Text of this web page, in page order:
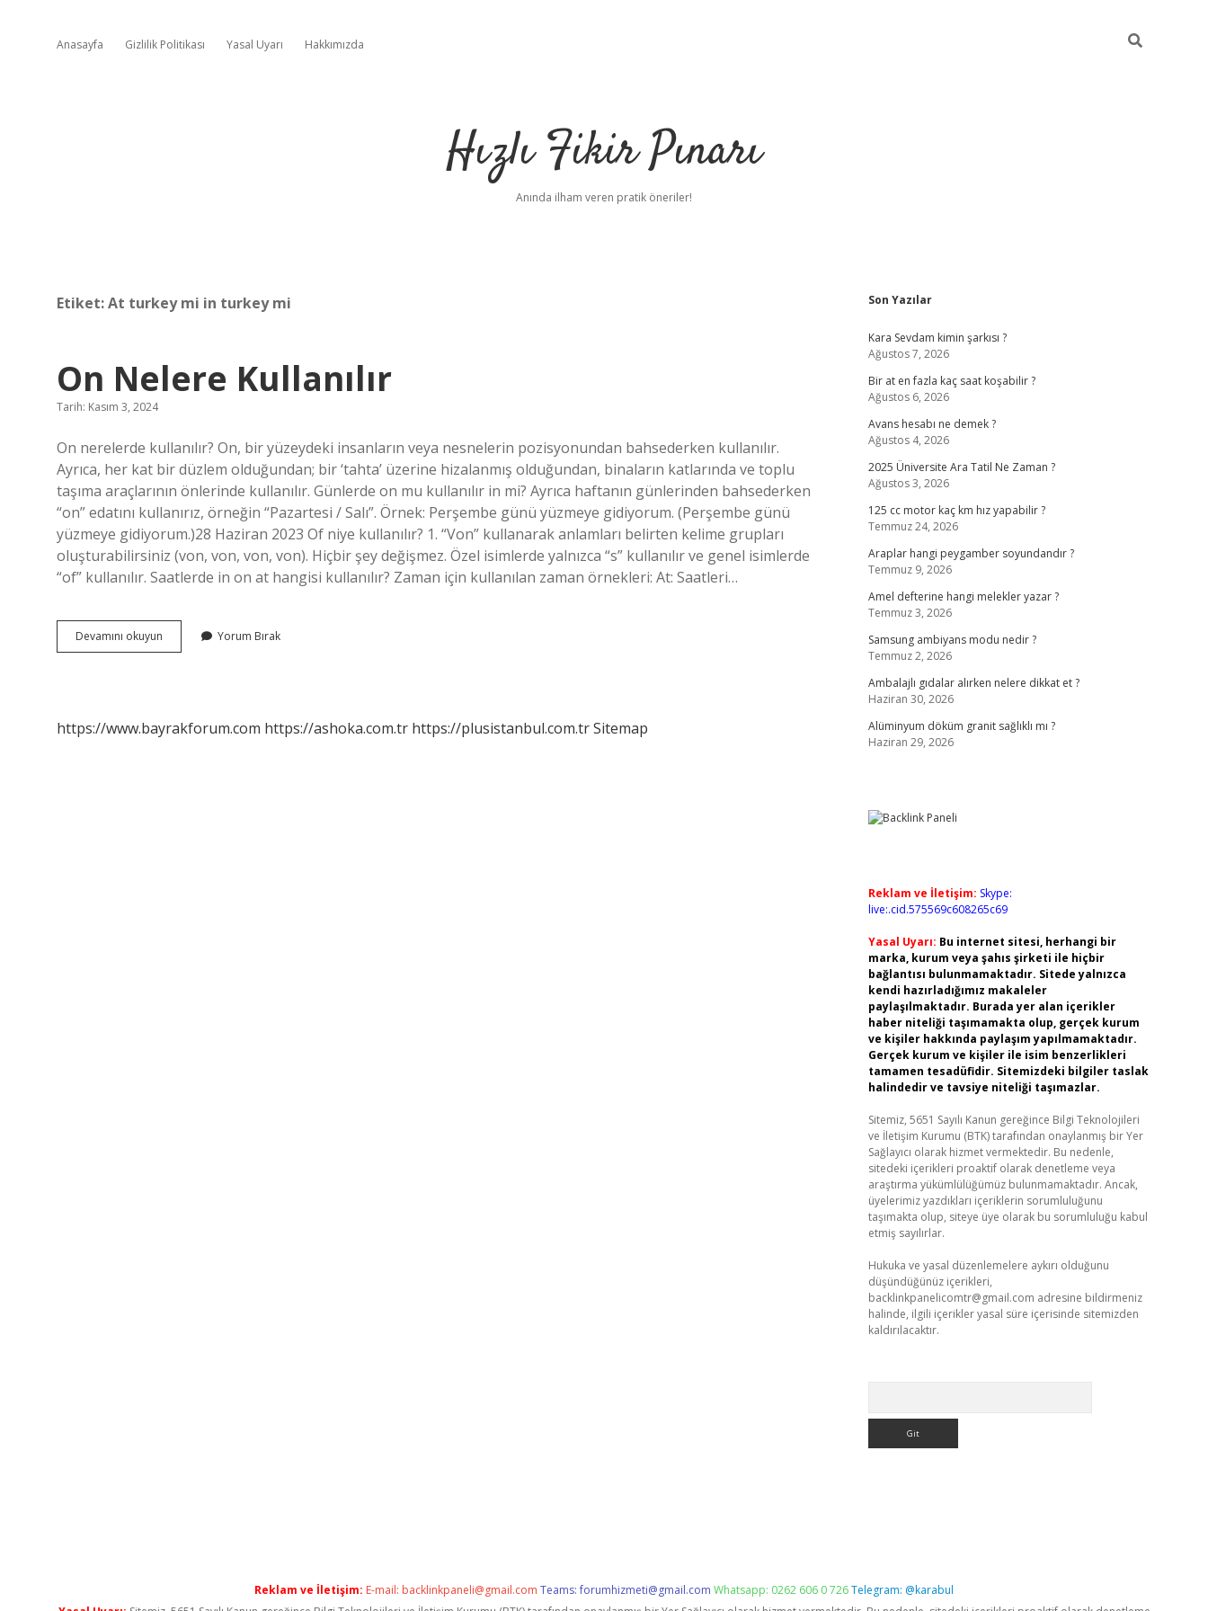
Anasayfa Gizlilik Politikası Yasal Uyarı Hakkımızda
Hızlı Fikir Pınarı
Anında ilham veren pratik öneriler!
Etiket:At turkey mi in turkey mi
On Nelere Kullanılır
Tarih: Kasım 3, 2024
On nerelerde kullanılır? On, bir yüzeydeki insanların veya nesnelerin pozisyonundan bahsederken kullanılır.
Ayrıca, her kat bir düzlem olduğundan; bir ‘tahta’ üzerine hizalanmış olduğundan, binaların katlarında ve toplu
taşıma araçlarının önlerinde kullanılır. Günlerde on mu kullanılır in mi? Ayrıca haftanın günlerinden bahsederken
“on” edatını kullanırız, örneğin “Pazartesi / Salı”. Örnek: Perşembe günü yüzmeye gidiyorum. (Perşembe günü
yüzmeye gidiyorum.)28 Haziran 2023 Of niye kullanılır? 1. “Von” kullanarak anlamları belirten kelime grupları
oluşturabilirsiniz (von, von, von, von). Hiçbir şey değişmez. Özel isimlerde yalnızca “s” kullanılır ve genel isimlerde
“of” kullanılır. Saatlerde in on at hangisi kullanılır? Zaman için kullanılan zaman örnekleri: At: Saatleri…
Devamını okuyun
Nelere
Yorum Bırak
https://www.bayrakforum.com https://ashoka.com.tr https://plusistanbul.com.trSitemap
Sidebar
Son Yazılar
Kara Sevdam kimin şarkısı ?
Ağustos 7, 2026
Bir at en fazla kaç saat koşabilir ?
Ağustos 6, 2026
Avans hesabı ne demek ?
Ağustos 4, 2026
2025 Üniversite Ara Tatil Ne Zaman ?
Ağustos 3, 2026
125 cc motor kaç km hız yapabilir ?
Temmuz 24, 2026
Araplar hangi peygamber soyundandır ?
Temmuz 9, 2026
Amel defterine hangi melekler yazar ?
Temmuz 3, 2026
Samsung ambiyans modu nedir ?
Temmuz 2, 2026
Ambalajlı gıdalar alırken nelere dikkat et ?
Haziran 30, 2026
Alüminyum döküm granit sağlıklı mı ?
Haziran 29, 2026
Reklam ve İletişim: Skype:
live:.cid.575569c608265c69
Yasal Uyarı: Bu internet sitesi, herhangi bir
marka, kurum veya şahıs şirketi ile hiçbir
bağlantısı bulunmamaktadır. Sitede yalnızca
kendi hazırladığımız makaleler
paylaşılmaktadır. Burada yer alan içerikler
haber niteliği taşımamakta olup, gerçek kurum
ve kişiler hakkında paylaşım yapılmamaktadır.
Gerçek kurum ve kişiler ile isim benzerlikleri
tamamen tesadüfidir. Sitemizdeki bilgiler taslak
halindedir ve tavsiye niteliği taşımazlar.
Sitemiz, 5651 Sayılı Kanun gereğince Bilgi Teknolojileri
ve İletişim Kurumu (BTK) tarafından onaylanmış bir Yer
Sağlayıcı olarak hizmet vermektedir. Bu nedenle,
sitedeki içerikleri proaktif olarak denetleme veya
araştırma yükümlülüğümüz bulunmamaktadır. Ancak,
üyelerimiz yazdıkları içeriklerin sorumluluğunu
taşımakta olup, siteye üye olarak bu sorumluluğu kabul
etmiş sayılırlar.
Hukuka ve yasal düzenlemelere aykırı olduğunu
düşündüğünüz içerikleri,
backlinkpanelicomtr@gmail.com adresine bildirmeniz
halinde, ilgili içerikler yasal süre içerisinde sitemizden
kaldırılacaktır.
Reklam ve İletişim: E-mail: backlinkpaneli@gmail.com Teams:forumhizmeti@gmail.com Whatsapp: 0262 606 0 726Telegram: @karabul